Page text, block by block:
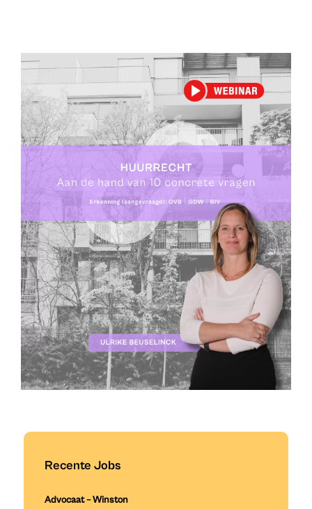
Recente Jobs
Advocaat – Winston